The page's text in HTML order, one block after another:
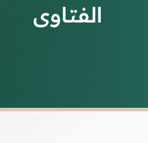
الفتاوى